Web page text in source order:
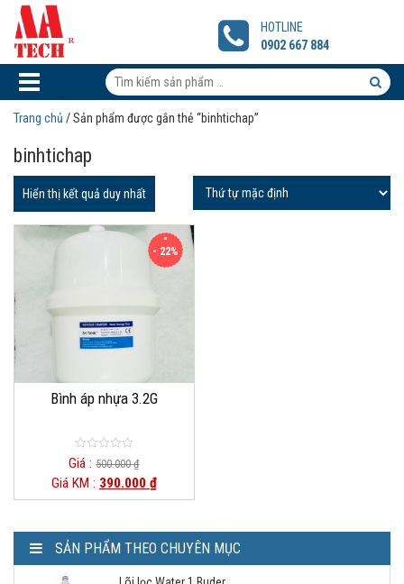
Bình
áp
nhựa
3.2G
HOTLINE
0902 667 884
Tìm
phẩm
Trang chủ / Sản phẩm được gắn thẻ “binhtichap”
binhtichap
Hiển thị kết quả duy nhất
- 22%
Bình áp nhựa 3.2G
0
o
u
t
o
Giá :500.000₫
Giá KM : 390.000 ₫
SẢN PHẨM THEO CHUYÊN MỤC